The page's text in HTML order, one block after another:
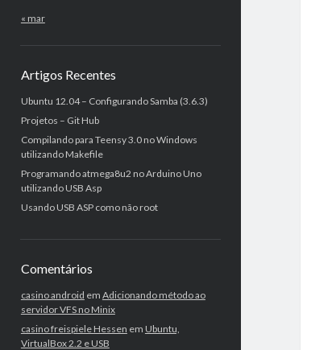
« mar
Artigos Recentes
Ubuntu 12.04 – Configurando Samba (3.6.3)
Projetos – Git Hub
Compilando para Teensy 3.0 no Windows
utilizando Makefile
Programando atmega8u2 no Arduino Uno
utilizando USB Asp
Usando USB ASP como não root
Comentários
casino android em Adicionando método ao
servidor VFS no Minix
casino freispiele Hessen em Ubuntu,
VirtualBox 2.2 e USB